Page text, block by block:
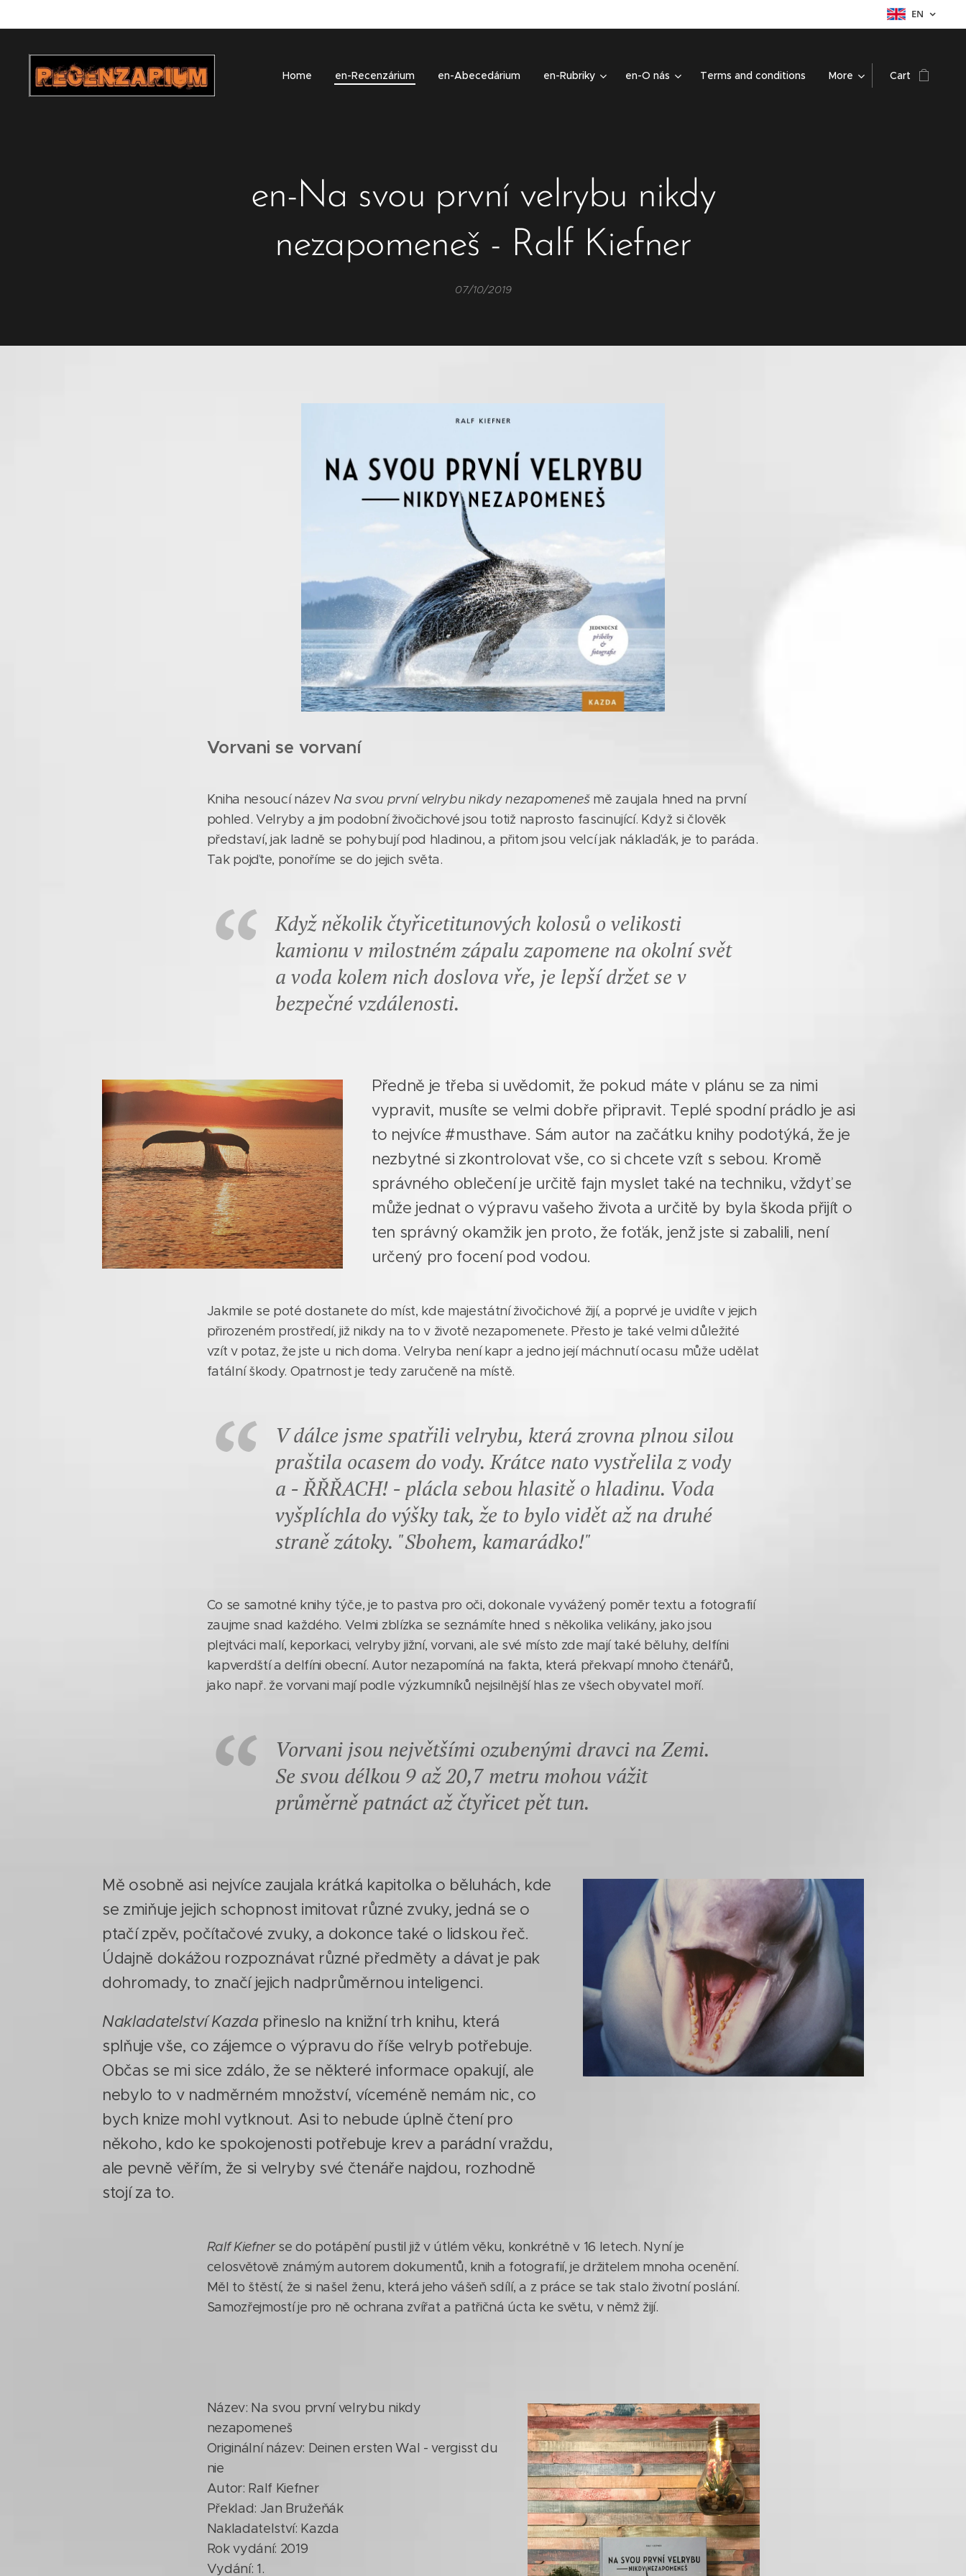
EN
Home en-Recenzárium en-Abecedárium en-Rubriky en-O nás Terms and conditions More Cart
en-Na svou první velrybu nikdy
nezapomeneš - Ralf Kiefner
07/10/2019
Vorvani se vorvaní
Kniha nesoucí názevNa svou první velrybu nikdy nezapomenešmě zaujala hned na první
pohled. Velryby a jim podobní živočichové jsou totiž naprosto fascinující. Když si člověk
představí, jak ladně se pohybují pod hladinou, a přitom jsou velcí jak náklaďák, je to paráda.
Tak pojďte, ponoříme se do jejich světa.
Když několik čtyřicetitunových kolosů o velikosti
kamionu v milostném zápalu zapomene na okolní svět
a voda kolem nich doslova vře, je lepší držet se v
bezpečné vzdálenosti.
Předně je třeba si uvědomit, že pokud máte v plánu se za nimi
vypravit, musíte se velmi dobře připravit. Teplé spodní prádlo je asi
to nejvíce #musthave. Sám autor na začátku knihy podotýká, že je
nezbytné si zkontrolovat vše, co si chcete vzít s sebou. Kromě
správného oblečení je určitě fajn myslet také na techniku, vždyť se
může jednat o výpravu vašeho života a určitě by byla škoda přijít o
ten správný okamžik jen proto, že foťák, jenž jste si zabalili, není
určený pro focení pod vodou.
Jakmile se poté dostanete do míst, kde majestátní živočichové žijí, a poprvé je uvidíte v jejich
přirozeném prostředí, již nikdy na to v životě nezapomenete. Přesto je také velmi důležité
vzít v potaz, že jste u nich doma. Velryba není kapr a jedno její máchnutí ocasu může udělat
fatální škody. Opatrnost je tedy zaručeně na místě.
V dálce jsme spatřili velrybu, která zrovna plnou silou
praštila ocasem do vody. Krátce nato vystřelila z vody
a - ŘŘŘACH! - plácla sebou hlasitě o hladinu. Voda
vyšplíchla do výšky tak, že to bylo vidět až na druhé
straně zátoky. "Sbohem, kamarádko!"
Co se samotné knihy týče, je to pastva pro oči, dokonale vyvážený poměr textu a fotografií
zaujme snad každého. Velmi zblízka se seznámíte hned s několika velikány, jako jsou
plejtváci malí, keporkaci, velryby jižní, vorvani, ale své místo zde mají také běluhy, delfíni
kapverdští a delfíni obecní. Autor nezapomíná na fakta, která překvapí mnoho čtenářů,
jako např. že vorvani mají podle výzkumníků nejsilnější hlas ze všech obyvatel moří.
Vorvani jsou největšími ozubenými dravci na Zemi.
Se svou délkou 9 až 20,7 metru mohou vážit
průměrně patnáct až čtyřicet pět tun.
Mě osobně asi nejvíce zaujala krátká kapitolka o běluhách, kde
se zmiňuje jejich schopnost imitovat různé zvuky, jedná se o
ptačí zpěv, počítačové zvuky, a dokonce také o lidskou řeč.
Údajně dokážou rozpoznávat různé předměty a dávat je pak
dohromady, to značí jejich nadprůměrnou inteligenci.
Nakladatelství Kazda přineslo na knižní trh knihu, která
splňuje vše, co zájemce o výpravu do říše velryb potřebuje.
Občas se mi sice zdálo, že se některé informace opakují, ale
nebylo to v nadměrném množství, víceméně nemám nic, co
bych knize mohl vytknout. Asi to nebude úplně čtení pro
někoho, kdo ke spokojenosti potřebuje krev a parádní vraždu,
ale pevně věřím, že si velryby své čtenáře najdou, rozhodně
stojí za to.
Ralf Kiefnerse do potápění pustil již v útlém věku, konkrétně v 16 letech. Nyní je
celosvětově známým autorem dokumentů, knih a fotografií, je držitelem mnoha ocenění.
Měl to štěstí, že si našel ženu, která jeho vášeň sdílí, a z práce se tak stalo životní poslání.
Samozřejmostí je pro ně ochrana zvířat a patřičná úcta ke světu, v němž žijí.
Název: Na svou první velrybu nikdy
nezapomeneš
Originální název: Deinen ersten Wal - vergisst du
nie
Autor: Ralf Kiefner
Překlad: Jan Bružeňák
Nakladatelství: Kazda
Rok vydání: 2019
Vydání: 1.